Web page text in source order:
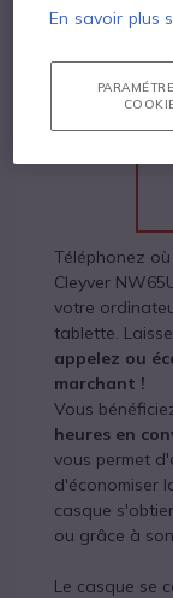
Téléphonez
Cleyver
votre
tablette.
appelez ou
marchant !
Vous
heures en
vous permet
d'économiser
casque
ou grâce à
Le casque se
En savoir plus